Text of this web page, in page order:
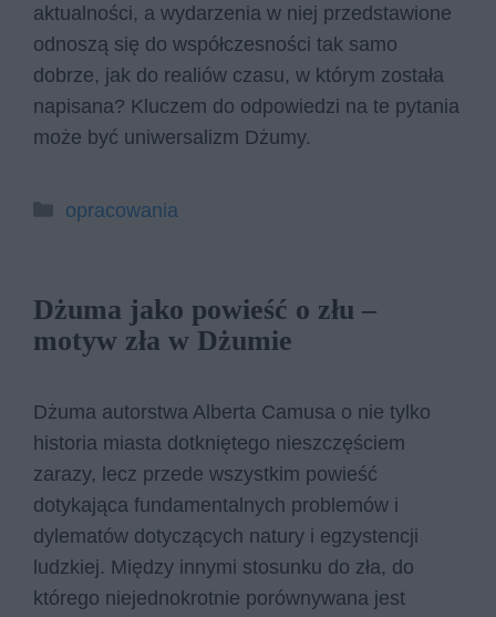
aktualności, a wydarzenia w niej przedstawione
odnoszą się do współczesności tak samo
dobrze, jak do realiów czasu, w którym została
napisana? Kluczem do odpowiedzi na te pytania
może być uniwersalizm Dżumy.
Kategorie
opracowania
Dżuma jako powieść o złu –
motyw zła w Dżumie
Dżuma autorstwa Alberta Camusa o nie tylko
historia miasta dotkniętego nieszczęściem
zarazy, lecz przede wszystkim powieść
dotykająca fundamentalnych problemów i
dylematów dotyczących natury i egzystencji
ludzkiej. Między innymi stosunku do zła, do
którego niejednokrotnie porównywana jest